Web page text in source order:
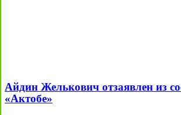
Айдин Желькович отзаявлен из
«Актобе»